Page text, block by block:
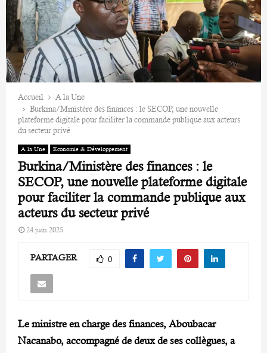
Accueil
A la Une
Burkina/Ministère des finances : le SECOP, une nouvelle
plateforme digitale pour faciliter la commande publique aux acteurs
du secteur privé
A la Une Economie & Développement
Burkina/Ministère des finances : le
SECOP, une nouvelle plateforme digitale
pour faciliter la commande publique aux
acteurs du secteur privé
24 juin 2025
PARTAGER 0
Le ministre en charge des finances, Aboubacar
Nacanabo, accompagné de deux de ses collègues, a